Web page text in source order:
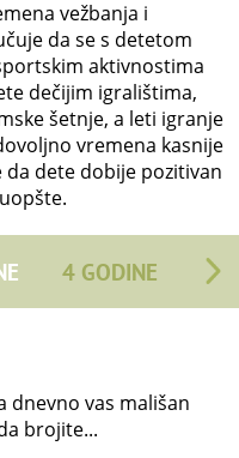
vežbanja i
da se s detetom
aktivnostima
dečijim igralištima,
šetnje, a leti igranje
vremena kasnije
dete dobije pozitivan
4 GODINE
dnevno vas mališan
brojite...